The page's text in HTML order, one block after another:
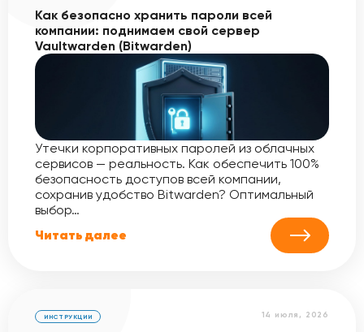
Как безопасно хранить пароли всей
компании: поднимаем свой сервер
Vaultwarden (Bitwarden)
Утечки корпоративных паролей из облачных
сервисов — реальность. Как обеспечить 100%
безопасность доступов всей компании,
сохранив удобство Bitwarden? Оптимальный
выбор…
Читать далее
14 июля, 2026
ИНСТРУКЦИИ